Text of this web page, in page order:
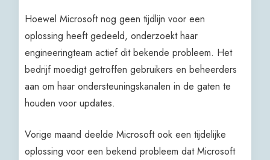
Hoewel Microsoft nog geen tijdlijn voor een
oplossing heeft gedeeld, onderzoekt haar
engineeringteam actief dit bekende probleem. Het
bedrijf moedigt getroffen gebruikers en beheerders
aan om haar ondersteuningskanalen in de gaten te
houden voor updates.
Vorige maand deelde Microsoft ook een tijdelijke
oplossing voor een bekend probleem dat Microsoft